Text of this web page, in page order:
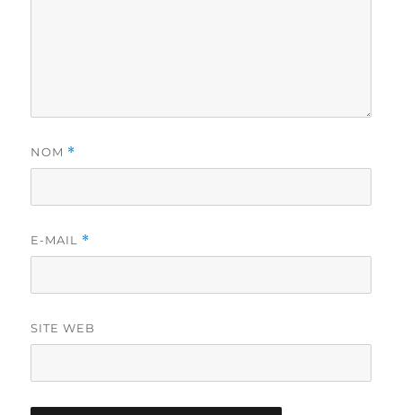
NOM *
E-MAIL *
SITE WEB